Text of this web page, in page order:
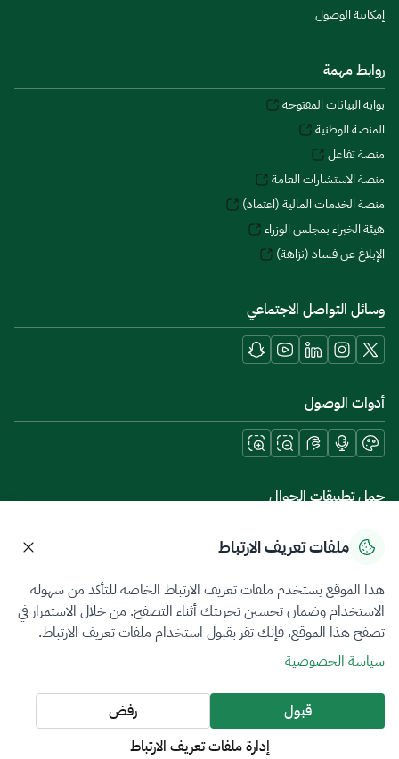
إمكانية الوصول
روابط مهمة
بوابة البيانات المفتوحة
المنصة الوطنية
منصة تفاعل
منصة الاستشارات العامة
منصة الخدمات المالية (اعتماد)
هيئة الخبراء بمجلس الوزراء
الإبلاغ عن فساد (نزاهة)
وسائل التواصل الاجتماعي
أدوات الوصول
حمل تطبيقات الجوال
سياسة الخصوصيةشروط الاستخدامخريطة الموقع
جميع الحقوق محفوظة 2026 © ZATCA.GOV.SA
تم تطويره وصيانته بواسطة هيئة الزكاة والضريبة والجمارك
آخر تحديث للموقع في
ملفات تعريف الارتباط
هذا الموقع يستخدم ملفات تعريف الارتباط الخاصة للتأكد من سهولة
الاستخدام وضمان تحسين تجربتك أثناء التصفح. من خلال الاستمرار في
تصفح هذا الموقع، فإنك تقر بقبول استخدام ملفات تعريف الارتباط.
سياسة الخصوصية
قبول
رفض
إدارة ملفات تعريف الارتباط